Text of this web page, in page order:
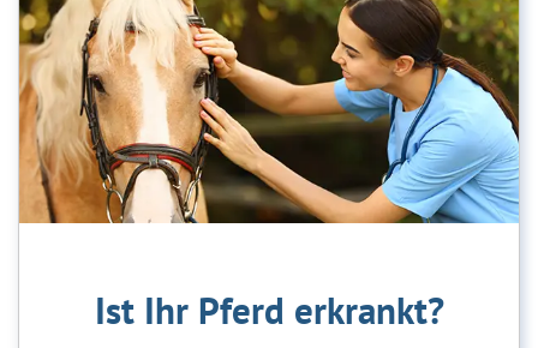
Ist Ihr Pferd erkrankt?